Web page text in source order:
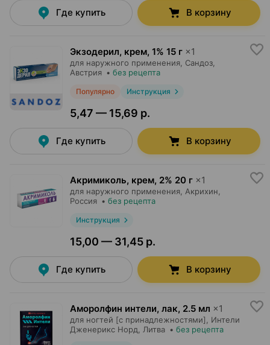
Где купить В корзину
Экзодерил, крем, 1% 15 г ×1
для наружного применения, Сандоз
Австрия • без рецепта
Популярно Инструкция
5,47 — 15,69 р.
Где купить В корзину
Акримиколь, крем, 2% 20 г ×1
для наружного применения, Акрихин
Россия • без рецепта
Инструкция
15,00 — 31,45 р.
Где купить В корзину
Аморолфин интели, лак, 2.5 мл ×1
для ногтей [с принадлежностями],
Интели
Дженерикс Норд , Литва • без рецепта